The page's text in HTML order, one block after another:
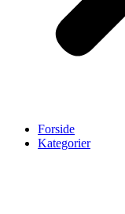
Forside
Kategorier